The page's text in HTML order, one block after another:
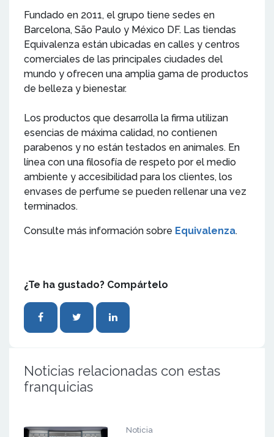
Fundado en 2011, el grupo tiene sedes en
Barcelona, São Paulo y México DF. Las tiendas
Equivalenza están ubicadas en calles y centros
comerciales de las principales ciudades del
mundo y ofrecen una amplia gama de productos
de belleza y bienestar.
Los productos que desarrolla la firma utilizan
esencias de máxima calidad, no contienen
parabenos y no están testados en animales. En
línea con una filosofía de respeto por el medio
ambiente y accesibilidad para los clientes, los
envases de perfume se pueden rellenar una vez
terminados.
Consulte más información sobre Equivalenza.
¿Te ha gustado? Compártelo
Noticias relacionadas con estas
franquicias
Noticia